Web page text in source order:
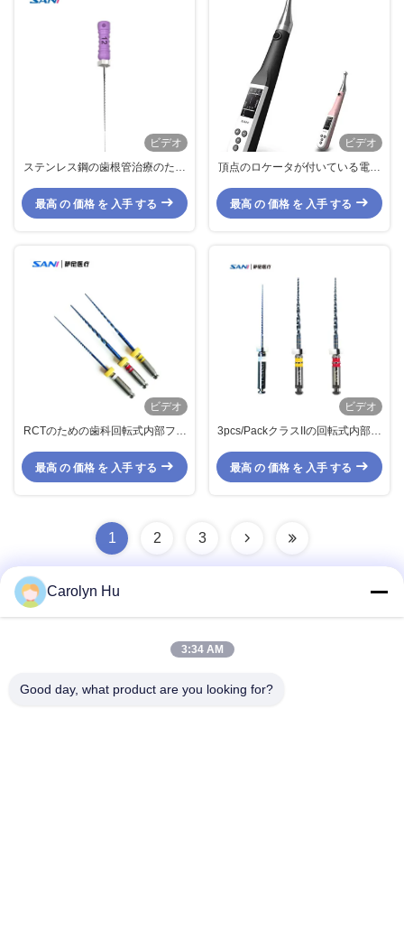
ビデオ
ステンレス鋼の歯根管治療のため
ル システム06# 08# 10# 12# 15#
17#
最高 の 価格 を 入手 する
ビデオ
頂点のロケータが付いている電気
レス内部モーター
最高 の 価格 を 入手 する
ビデオ
RCTのための歯科回転式内部ファ
3pcs/Pack
最高 の 価格 を 入手 する
ビデオ
3pcs/PackクラスIIの回転式内部フ
025/17 RCTのための04/20 06/25
最高 の 価格 を 入手 する
1 2 3
アドレス
Carolyn Hu
3:34 AM
Good day, what product are you looking for?